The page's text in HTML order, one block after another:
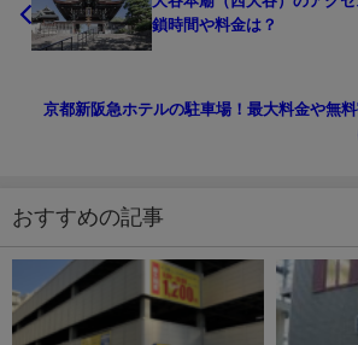
鎖時間や料金は？
京都新阪急ホテルの駐車場！最大料金や無料
おすすめの記事